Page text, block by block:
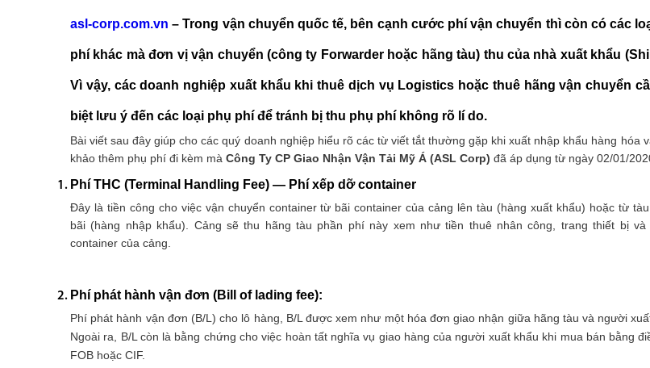
asl-corp.com.vn – Trong vận chuyển quốc tế, bên cạnh cước phí vận chuyển thì còn có các
phí khác mà đơn vị vận chuyển (công ty Forwarder hoặc hãng tàu) thu của nhà xuất khẩu
Vì vậy, các doanh nghiệp xuất khẩu khi thuê dịch vụ Logistics hoặc thuê hãng vận chuyển
biệt lưu ý đến các loại phụ phí để tránh bị thu phụ phí không rõ lí do.
Bài viết sau đây giúp cho các quý doanh nghiệp hiểu rõ các từ viết tắt thường gặp khi xuất nhập khẩu hàng hóa
khảo thêm phụ phí đi kèm mà Công Ty CP Giao Nhận Vận Tải Mỹ Á (ASL Corp) đã áp dụng từ ngày 02/01/
Phí THC (Terminal Handling Fee) — Phí xếp dỡ container
Đây là tiền công cho việc vận chuyển container từ bãi container của cảng lên tàu (hàng xuất khẩu) hoặc từ
bãi (hàng nhập khẩu). Cảng sẽ thu hãng tàu phần phí này xem như tiền thuê nhân công, trang thiết bị và
container của cảng.
Phí phát hành vận đơn (Bill of lading fee):
Phí phát hành vận đơn (B/L) cho lô hàng, B/L được xem như một hóa đơn giao nhận giữa hãng tàu và người
Ngoài ra, B/L còn là bằng chứng cho việc hoàn tất nghĩa vụ giao hàng của người xuất khẩu khi mua bán bằng
FOB hoặc CIF.